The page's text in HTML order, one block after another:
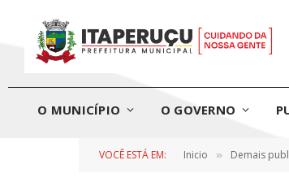
O MUNICÍPIO O GOVERNO
VOCÊ ESTÁ EM: Inicio » Demais